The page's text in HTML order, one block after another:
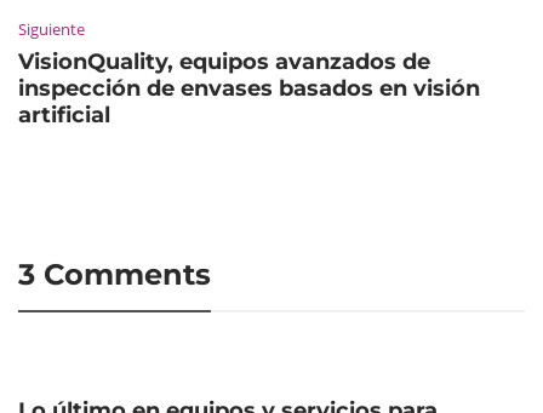
Siguiente
VisionQuality, equipos avanzados de
inspección de envases basados en visión
artificial
3 Comments